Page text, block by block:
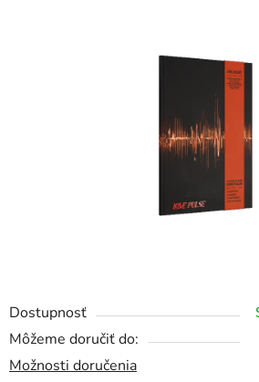
Dostupnosť
Môžeme doručiť do:
Možnosti doručenia